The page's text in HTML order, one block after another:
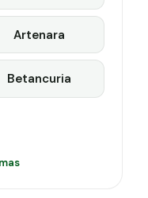
Artenara
Betancuria